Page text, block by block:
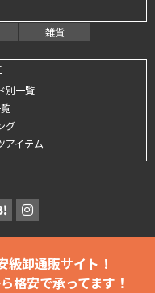
雑貨
一覧
グ
イテム
級卸通販サイト！
格安で承ってます！